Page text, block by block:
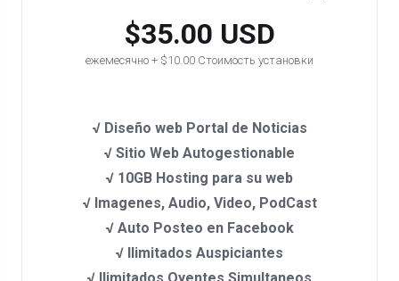
$35.00 USD
ежемесячно + $10.00 Стоимость установки
√ Diseño web Portal de Noticias
√ Sitio Web Autogestionable
√ 10GB Hosting para su web
√ Imagenes, Audio, Video, PodCast
√ Auto Posteo en Facebook
√ Ilimitados Auspiciantes